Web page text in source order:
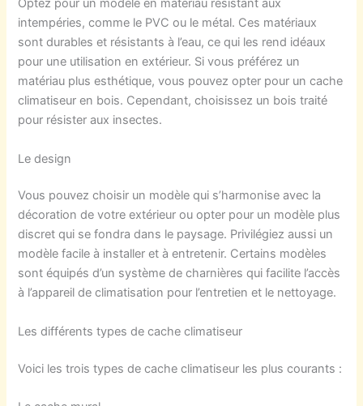
Optez pour un modèle en matériau résistant aux
intempéries, comme le PVC ou le métal. Ces matériaux
sont durables et résistants à l’eau, ce qui les rend idéaux
pour une utilisation en extérieur. Si vous préférez un
matériau plus esthétique, vous pouvez opter pour un cache
climatiseur en bois. Cependant, choisissez un bois traité
pour résister aux insectes.
Le design
Vous pouvez choisir un modèle qui s’harmonise avec la
décoration de votre extérieur ou opter pour un modèle plus
discret qui se fondra dans le paysage. Privilégiez aussi un
modèle facile à installer et à entretenir. Certains modèles
sont équipés d’un système de charnières qui facilite l’accès
à l’appareil de climatisation pour l’entretien et le nettoyage.
Les différents types de cache climatiseur
Voici les trois types de cache climatiseur les plus courants :